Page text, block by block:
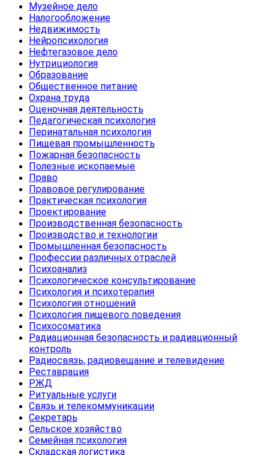
Музейное дело
Налогообложение
Недвижимость
Нейропсихология
Нефтегазовое дело
Нутрициология
Образование
Общественное питание
Охрана труда
Оценочная деятельность
Педагогическая психология
Перинатальная психология
Пищевая промышленность
Пожарная безопасность
Полезные ископаемые
Право
Правовое регулирование
Практическая психология
Проектирование
Производственная безопасность
Производство и технологии
Промышленная безопасность
Профессии различных отраслей
Психоанализ
Психологическое консультирование
Психология и психотерапия
Психология отношений
Психология пищевого поведения
Психосоматика
Радиационная безопасность и радиационный
контроль
Радиосвязь, радиовещание и телевидение
Реставрация
РЖД
Ритуальные услуги
Связь и телекоммуникации
Секретарь
Сельское хозяйство
Семейная психология
Складская логистика